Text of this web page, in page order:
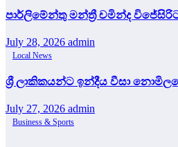
පාර්ලිමේන්තු මන්ත්‍රී චමින්ද
July 28, 2026 admin
Local News
ශ්‍රී ලාකිකයන්ට ඉන්දීය වීසා
July 27, 2026 admin
Business & Sports